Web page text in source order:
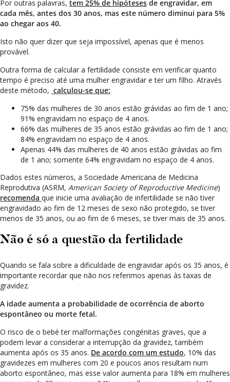
Por outras palavras, tem 25% de hipóteses de engravidar, em
cada mês, antes dos 30 anos, mas este número diminui para 5%
ao chegar aos 40.
Isto não quer dizer que seja impossível, apenas que é menos
provável.
Outra forma de calcular a fertilidade consiste em verificar quanto
tempo é preciso até uma mulher engravidar e ter um filho. Através
deste método, calculou-se que:
75% das mulheres de 30 anos estão grávidas ao fim de 1 ano;
91% engravidam no espaço de 4 anos.
66% das mulheres de 35 anos estão grávidas ao fim de 1 ano;
84% engravidam no espaço de 4 anos.
Apenas 44% das mulheres de 40 anos estão grávidas ao fim
de 1 ano; somente 64% engravidam no espaço de 4 anos.
Dados estes números, a Sociedade Americana de Medicina
Reprodutiva (ASRM, American Society of Reproductive Medicine)
recomenda que inicie uma avaliação de infertilidade se não tiver
engravidado ao fim de 12 meses de sexo não protegido, se tiver
menos de 35 anos, ou ao fim de 6 meses, se tiver mais de 35 anos.
Não é só a questão da fertilidade
Quando se fala sobre a dificuldade de engravidar após os 35 anos, é
importante recordar que não nos referimos apenas às taxas de
gravidez.
A idade aumenta a probabilidade de ocorrência de aborto
espontâneo ou morte fetal.
O risco de o bebé ter malformações congénitas graves, que a
podem levar a considerar a interrupção da gravidez, também
aumenta após os 35 anos. De acordo com um estudo, 10% das
gravidezes em mulheres com 20 e poucos anos resultam num
aborto espontâneo, mas esse valor aumenta para 18% em mulheres